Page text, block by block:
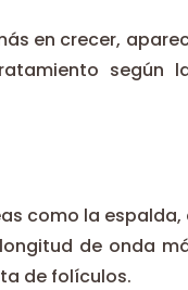
en crecer,
según
como la espalda,
de onda
de folículos.